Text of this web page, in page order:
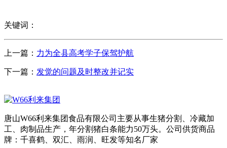
关键词：
上一篇： 力为全县高考学子保驾护航
下一篇： 发觉的问题及时整改并记实
唐山W66利来集团食品有限公司主要从事生猪分割、冷藏加
工、肉制品生产，年分割猪白条能力50万头。公司供货商品
牌：千喜鹤、双汇、雨润、旺发等知名厂家